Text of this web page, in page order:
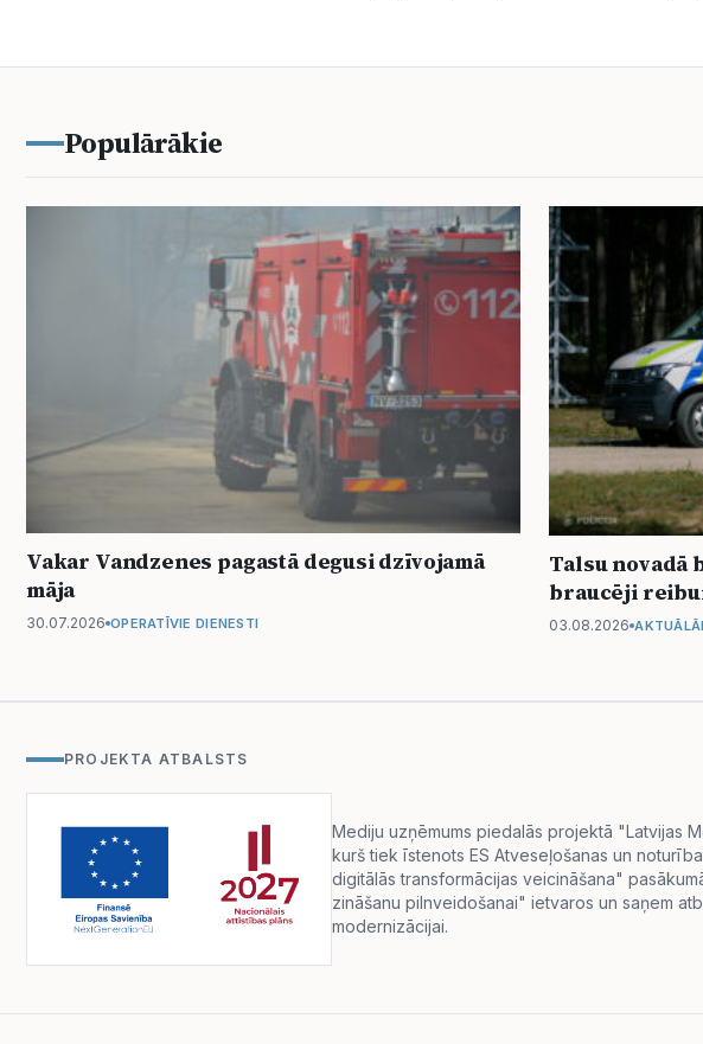
Populārākie
Vakar Vandzenes pagastā degusi dzīvojamā
māja
30.07.2026 OPERATĪVIE DIENESTI
Talsu novadā
braucēji
03.08.2026
PROJEKTA ATBALSTS
Mediju uzņēmums piedalās projektā "Latvijas
kurš tiek īstenots ES Atveseļošanas un
digitālās transformācijas veicināšana"
zināšanu pilnveidošanai" ietvaros un saņem
modernizācijai.